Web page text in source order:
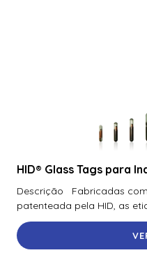
HID® Glass Tags para
Descrição Fabricadas
patenteada pela HID, as